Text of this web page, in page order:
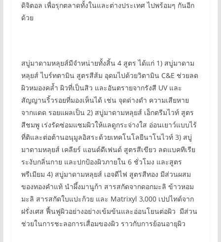
ดิจิตอล เพื่อรุกตลาดทั้งในและต่างประเทศ ไปพร้อมๆ กันอีก
ด้วย
สบู่มาดามหลุยส์มีจำหน่ายทั้งสิ้น 4 สูตร ได้แก่ 1) สบู่มาดาม
หลุยส์ ไบร์ทตามิน สูตรสีส้ม อุดมไปด้วยวิตามิน C&E ช่วยลด
ผิวหมองคล้ำ ผิวที่เป็นสิว และอันตรายจากรังสี UV และ
สัญญานริ้วรอยที่มองเห็นได้ เช่น จุดด่างดำ ความเสียหาย
จากแดด รอยแผลเป็น 2) สบู่มาดามหลุยส์ เอ็กตรีมไวท์ สูตร
สีชมพู เร่งรัดซ่อมแซมผิวให้แลดูกระจ่างใส อ่อนเยาว์แบบไร้
ที่ติและต่อต้านอนุมูลอิสระด้วยเทคโนโลยีนาโนไวท์ 3) สบู่
มาดามหลุยส์ เคลียร์ แอนด์ดีเฟนด์ สูตรสีเขียว ลดแบคทีเรีย
ระงับกลิ่นกาย และปกป้องผิวภายใน 6 ชั่วโมง และสูตร
พรีเมียม 4) สบู่มาดามหลุยส์ เอจดีไฟ สูตรสีทอง มีส่วนผสม
ของทองคำแท้ นำผึ้งมานูก้า สารสกัดจากดอกมะลิ ข้าวหอม
มะลิ สารสกัดใบแปะก้วย และ Matrixyl 3,000 เปปไทด์จาก
ฝรั่งเศส ฟื้นฟูผิวอย่างอย่างเข้มข้นและอ่อนโยนต่อผิว มีส่วน
ช่วยในการชะลอการเสื่อมของผิว ราวกับการย้อนอายุผิว